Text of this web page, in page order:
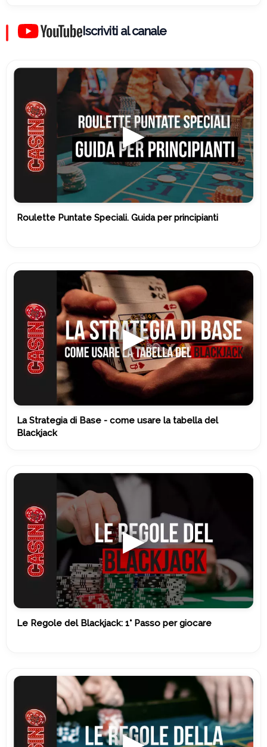
Iscriviti al canale
Roulette Puntate Speciali. Guida per principianti
La Strategia di Base - come usare la tabella del
Blackjack
Le Regole del Blackjack: 1° Passo per giocare